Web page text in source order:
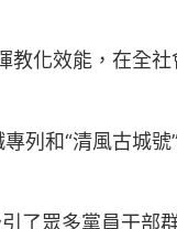
化效能，在全社
列和“清風古城
了眾多黨員干部